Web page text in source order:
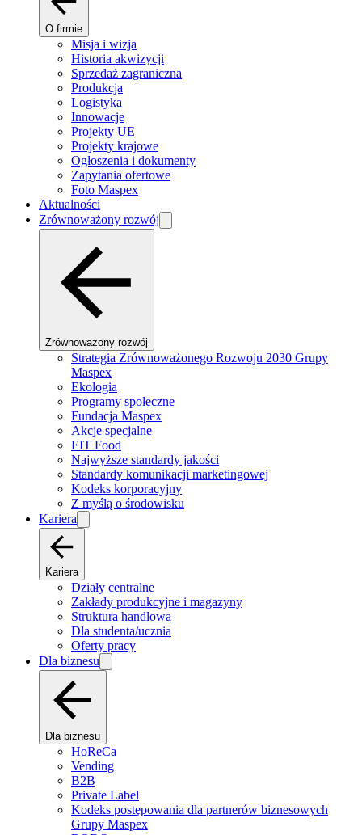
O firmie
Misja i wizja
Historia akwizycji
Sprzedaż zagraniczna
Produkcja
Logistyka
Innowacje
Projekty UE
Projekty krajowe
Ogłoszenia i dokumenty
Zapytania ofertowe
Foto Maspex
Aktualności
Zrównoważony rozwój
Zrównoważony rozwój
Strategia Zrównoważonego Rozwoju 2030 Grupy
Maspex
Ekologia
Programy społeczne
Fundacja Maspex
Akcje specjalne
EIT Food
Najwyższe standardy jakości
Standardy komunikacji marketingowej
Kodeks korporacyjny
Z myślą o środowisku
Kariera
Kariera
Działy centralne
Zakłady produkcyjne i magazyny
Struktura handlowa
Dla studenta/ucznia
Oferty pracy
Dla biznesu
Dla biznesu
HoReCa
Vending
B2B
Private Label
Kodeks postępowania dla partnerów biznesowych
Grupy Maspex